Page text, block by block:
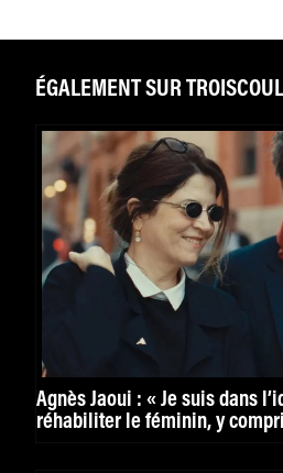
ÉGALEMENT SUR
Agnès Jaoui : « Je suis dans
réhabiliter le féminin, y